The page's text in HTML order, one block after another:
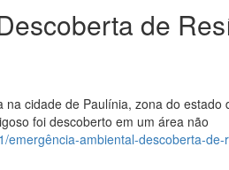
de
cidade de Paulínia, zona do
foi descoberto em um área não
emergência-ambiental-descoberta-